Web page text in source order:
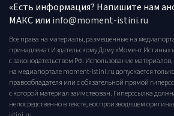
«Есть информация? Напишите нам
МАКС или info@moment-istini.ru
Все права на материалы, размещённые на
принадлежат Издательскому Дому «Момент Истины»
с законодательством РФ. Использование
на медиапортале moment-istini.ru допускается
правообладателя или с обязательной прямой
с которой материал заимствован. Гиперссылка
непосредственно в тексте, воспроизводящем